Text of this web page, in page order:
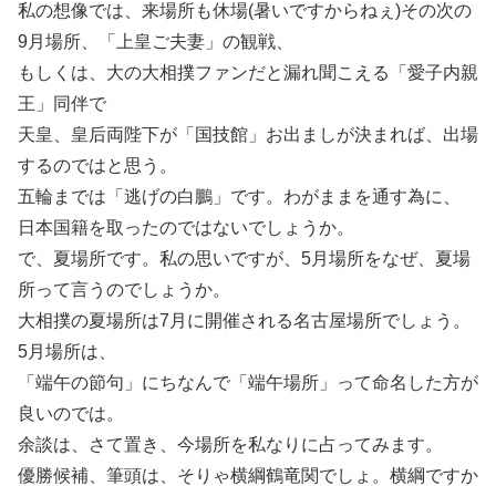
私の想像では、来場所も休場(暑いですからねぇ)その次の
9月場所、「上皇ご夫妻」の観戦、
もしくは、大の大相撲ファンだと漏れ聞こえる「愛子内親
王」同伴で
天皇、皇后両陛下が「国技館」お出ましが決まれば、出場
するのではと思う。
五輪までは「逃げの白鵬」です。わがままを通す為に、
日本国籍を取ったのではないでしょうか。
で、夏場所です。私の思いですが、5月場所をなぜ、夏場
所って言うのでしょうか。
大相撲の夏場所は7月に開催される名古屋場所でしょう。
5月場所は、
「端午の節句」にちなんで「端午場所」って命名した方が
良いのでは。
余談は、さて置き、今場所を私なりに占ってみます。
優勝候補、筆頭は、そりゃ横綱鶴竜関でしょ。横綱ですか